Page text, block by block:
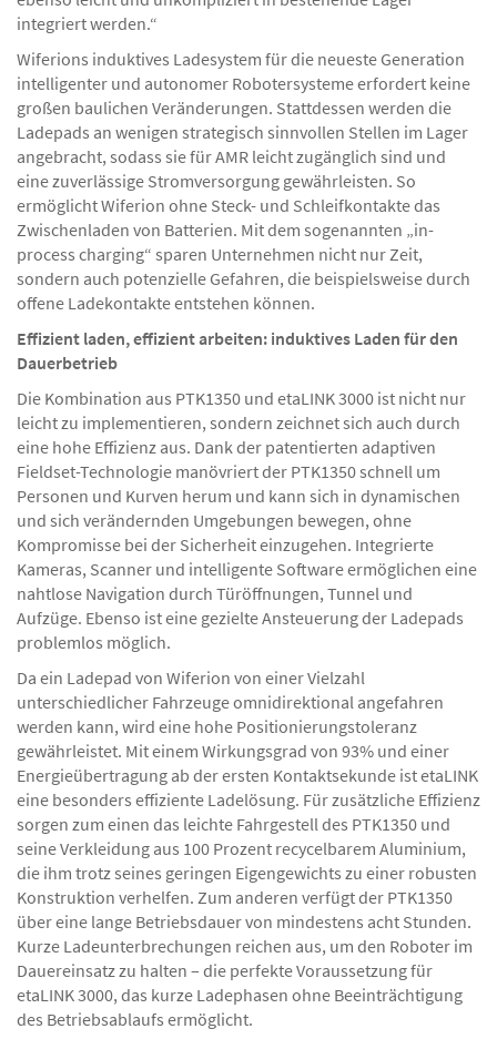
integriert werden.“
Wiferions induktives Ladesystem für die neueste Generation
intelligenter und autonomer Robotersysteme erfordert keine
großen baulichen Veränderungen. Stattdessen werden die
Ladepads an wenigen strategisch sinnvollen Stellen im Lager
angebracht, sodass sie für AMR leicht zugänglich sind und
eine zuverlässige Stromversorgung gewährleisten. So
ermöglicht Wiferion ohne Steck- und Schleifkontakte das
Zwischenladen von Batterien. Mit dem sogenannten „in-
process charging“ sparen Unternehmen nicht nur Zeit,
sondern auch potenzielle Gefahren, die beispielsweise durch
offene Ladekontakte entstehen können.
Effizient laden, effizient arbeiten: induktives Laden für den
Dauerbetrieb
Die Kombination aus PTK1350 und etaLINK 3000 ist nicht nur
leicht zu implementieren, sondern zeichnet sich auch durch
eine hohe Effizienz aus. Dank der patentierten adaptiven
Fieldset-Technologie manövriert der PTK1350 schnell um
Personen und Kurven herum und kann sich in dynamischen
und sich verändernden Umgebungen bewegen, ohne
Kompromisse bei der Sicherheit einzugehen. Integrierte
Kameras, Scanner und intelligente Software ermöglichen eine
nahtlose Navigation durch Türöffnungen, Tunnel und
Aufzüge. Ebenso ist eine gezielte Ansteuerung der Ladepads
problemlos möglich.
Da ein Ladepad von Wiferion von einer Vielzahl
unterschiedlicher Fahrzeuge omnidirektional angefahren
werden kann, wird eine hohe Positionierungstoleranz
gewährleistet. Mit einem Wirkungsgrad von 93% und einer
Energieübertragung ab der ersten Kontaktsekunde ist etaLINK
eine besonders effiziente Ladelösung. Für zusätzliche Effizienz
sorgen zum einen das leichte Fahrgestell des PTK1350 und
seine Verkleidung aus 100 Prozent recycelbarem Aluminium,
die ihm trotz seines geringen Eigengewichts zu einer robusten
Konstruktion verhelfen. Zum anderen verfügt der PTK1350
über eine lange Betriebsdauer von mindestens acht Stunden.
Kurze Ladeunterbrechungen reichen aus, um den Roboter im
Dauereinsatz zu halten – die perfekte Voraussetzung für
etaLINK 3000, das kurze Ladephasen ohne Beeinträchtigung
des Betriebsablaufs ermöglicht.